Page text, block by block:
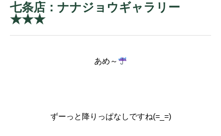
七条店：ナナジョウギャラリー
★★★
あめ～
ずーっと降りっぱなしですね(=_=)